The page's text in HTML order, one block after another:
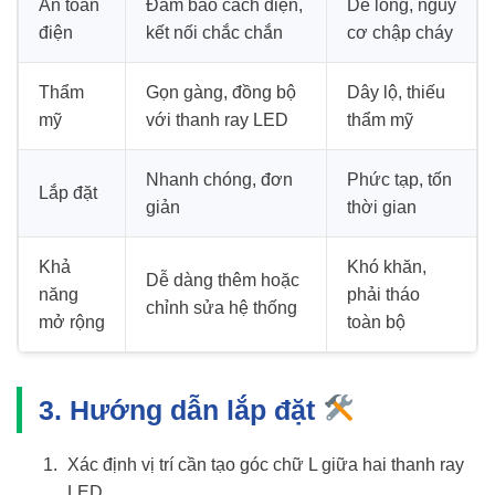
An toàn
điện
Đảm bảo cách điện,
kết nối chắc chắn
Dễ lỏng, nguy
cơ chập cháy
Thẩm
mỹ
Gọn gàng, đồng bộ
với thanh ray LED
Dây lộ, thiếu
thẩm mỹ
Lắp đặt
Nhanh chóng, đơn
giản
Phức tạp, tốn
thời gian
Khả
năng
mở rộng
Dễ dàng thêm hoặc
chỉnh sửa hệ thống
Khó khăn,
phải tháo
toàn bộ
3. Hướng dẫn lắp đặt
Xác định vị trí cần tạo góc chữ L giữa hai thanh ray